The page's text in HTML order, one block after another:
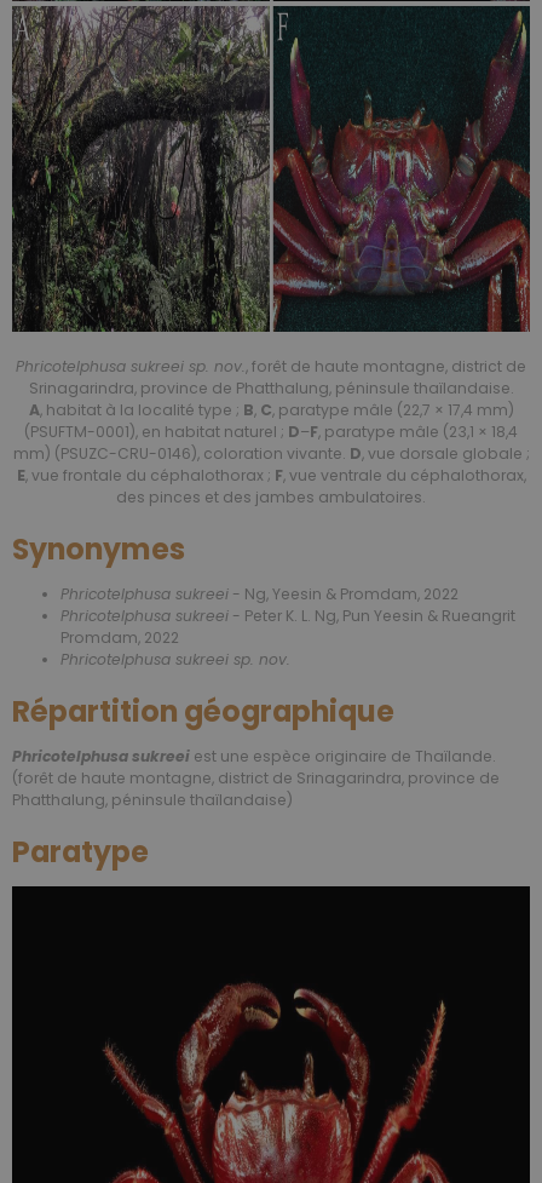
Phricotelphusa sukreei sp. nov., forêt de haute montagne, district de
Srinagarindra, province de Phatthalung, péninsule thaïlandaise.
A, habitat à la localité type ; B, C, paratype mâle (22,7 × 17,4 mm)
(PSUFTM-0001), en habitat naturel ; D–F, paratype mâle (23,1 × 18,4
mm) (PSUZC-CRU-0146), coloration vivante. D, vue dorsale globale ;
E, vue frontale du céphalothorax ; F, vue ventrale du céphalothorax,
des pinces et des jambes ambulatoires.
Synonymes
Phricotelphusa sukreei - Ng, Yeesin & Promdam, 2022
Phricotelphusa sukreei - Peter K. L. Ng, Pun Yeesin & Rueangrit
Promdam, 2022
Phricotelphusa sukreei sp. nov.
Répartition géographique
Phricotelphusa sukreei est une espèce originaire de Thaïlande.
(forêt de haute montagne, district de Srinagarindra, province de
Phatthalung, péninsule thaïlandaise)
Paratype